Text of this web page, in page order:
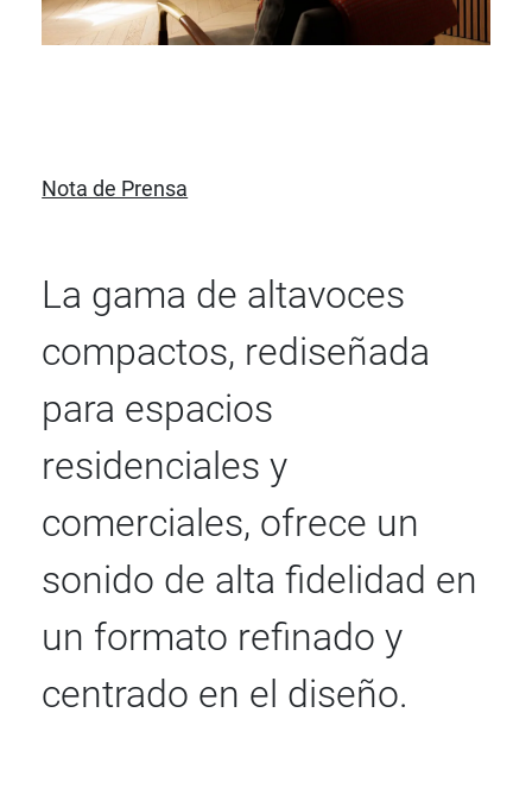
Nota de Prensa
La gama de altavoces
compactos, rediseñada
para espacios
residenciales y
comerciales, ofrece un
sonido de alta fidelidad en
un formato refinado y
centrado en el diseño.